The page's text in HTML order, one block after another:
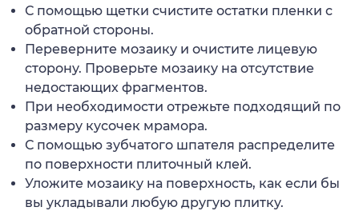
С помощью щетки счистите остатки пленки с
обратной стороны.
Переверните мозаику и очистите лицевую
сторону. Проверьте мозаику на отсутствие
недостающих фрагментов.
При необходимости отрежьте подходящий по
размеру кусочек мрамора.
С помощью зубчатого шпателя распределите
по поверхности плиточный клей.
Уложите мозаику на поверхность, как если бы
вы укладывали любую другую плитку.